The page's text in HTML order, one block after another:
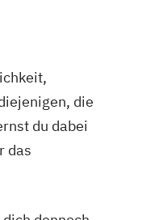
die
du dabei
das